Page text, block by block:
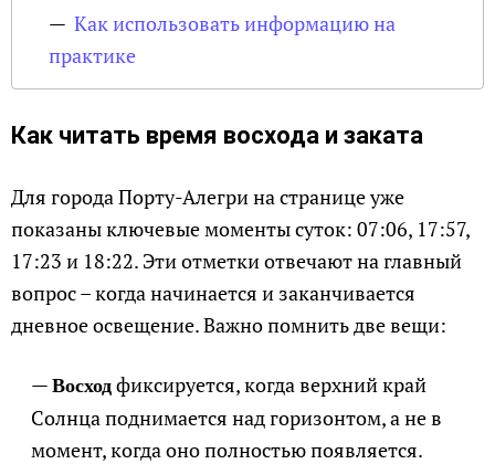
Как использовать информацию на
практике
Как читать время восхода и заката
Для города Порту-Алегри на странице уже
показаны ключевые моменты суток: 07:06, 17:57,
17:23 и 18:22. Эти отметки отвечают на главный
вопрос – когда начинается и заканчивается
дневное освещение. Важно помнить две вещи:
Восход фиксируется, когда верхний край
Солнца поднимается над горизонтом, а не в
момент, когда оно полностью появляется.